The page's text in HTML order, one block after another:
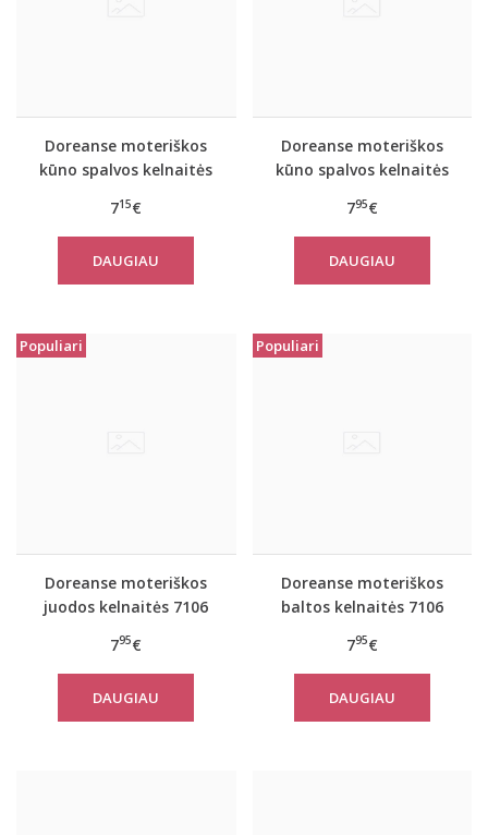
Doreanse moteriškos
kūno spalvos kelnaitės
715€
DAUGIAU
Doreanse moteriškos
kūno spalvos kelnaitės
795€
DAUGIAU
Populiari
Doreanse moteriškos
juodos kelnaitės 7106
795€
DAUGIAU
Populiari
Doreanse moteriškos
baltos kelnaitės 7106
795€
DAUGIAU